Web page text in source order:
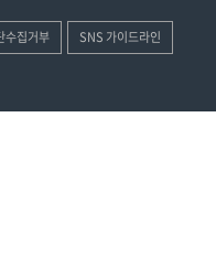
수집거부 SNS 가이드라인